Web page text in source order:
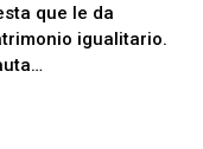
que le da
igualitario.